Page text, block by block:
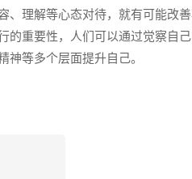
、理解等心态对待，就有可能改
的重要性，人们可以通过觉察自
神等多个层面提升自己。